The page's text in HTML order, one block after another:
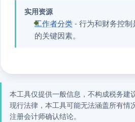
实用资源
工作者分类 - 行为和财务控制
的关键因素。
本工具仅提供一般信息，不构成税务建
现行法律，本工具可能无法涵盖所有情
注册会计师确认结论。